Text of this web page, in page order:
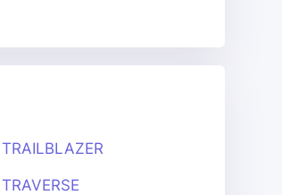
TRAILBLAZER
TRAVERSE